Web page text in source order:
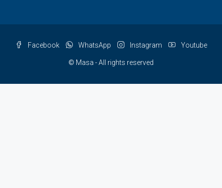
Facebook WhatsApp Instagram Youtube
© Masa - All rights reserved